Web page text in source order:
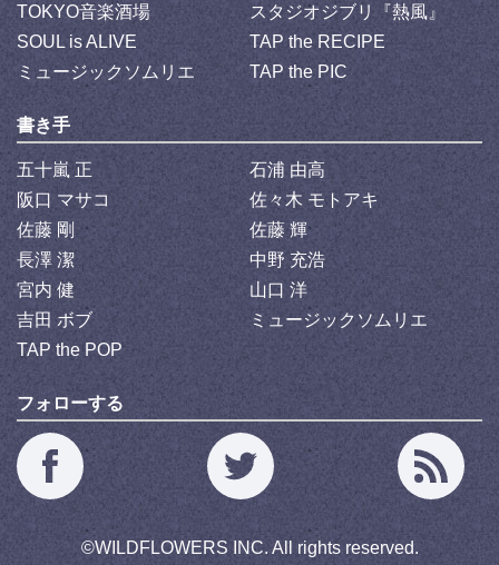
TOKYO音楽酒場
スタジオジブリ『熱風』
SOUL is ALIVE
TAP the RECIPE
ミュージックソムリエ
TAP the PIC
書き手
五十嵐 正
石浦 由高
阪口 マサコ
佐々木 モトアキ
佐藤 剛
佐藤 輝
長澤 潔
中野 充浩
宮内 健
山口 洋
吉田 ボブ
ミュージックソムリエ
TAP the POP
フォローする
©WILDFLOWERS INC. All rights reserved.